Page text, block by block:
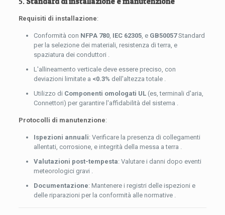
Requisiti di installazione:
Conformità con NFPA 780, IEC 62305, e GB50057Standard
per la selezione dei materiali, resistenza di terra, e
spaziatura dei conduttori .
L'allineamento verticale deve essere preciso, con
deviazioni limitate a <0.3% dell'altezza totale .
Utilizzo di Componenti omologati UL(es, terminali d'aria,
Connettori) per garantire l'affidabilità del sistema .
Protocolli di manutenzione:
Ispezioni annuali: Verificare la presenza di collegamenti
allentati, corrosione, e integrità della messa a terra .
Valutazioni post-tempesta: Valutare i danni dopo eventi
meteorologici gravi .
Documentazione: Mantenere i registri delle ispezioni e
delle riparazioni per la conformità alle normative .